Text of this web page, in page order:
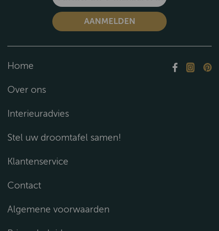
Home
Over ons
Interieuradvies
Stel uw droomtafel samen!
Klantenservice
Contact
Algemene voorwaarden